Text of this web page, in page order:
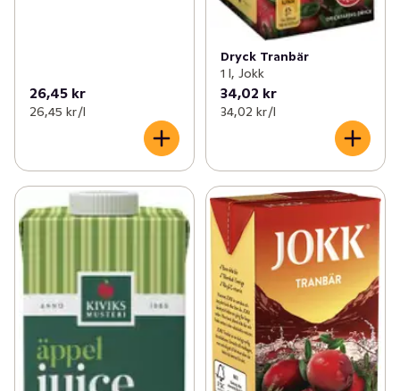
26,45 kr
26,45 kr /l
Dryck Tranbär
1 l, Jokk
34,02 kr
34,02 kr /l